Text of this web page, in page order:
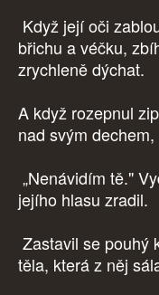
Když její oči
břichu a véčku,
zrychleně dýchat.
A když rozepnul
nad svým
„Nenávidím tě."
jejího hlasu zradil.
Zastavil se pouhý
těla, která z něj